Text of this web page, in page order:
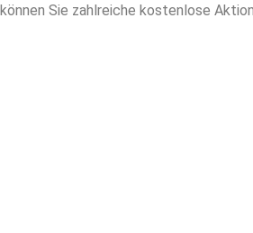
können Sie zahlreiche kostenlose